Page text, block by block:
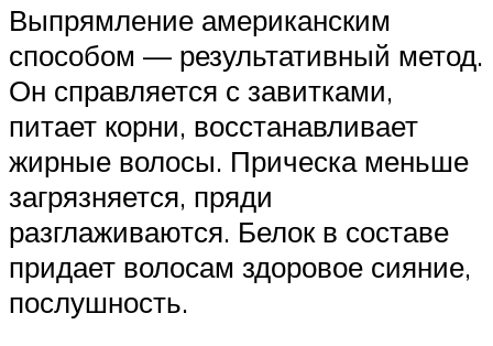
Выпрямление американским
способом — результативный метод.
Он справляется с завитками,
питает корни, восстанавливает
жирные волосы. Прическа меньше
загрязняется, пряди
разглаживаются. Белок в составе
придает волосам здоровое сияние,
послушность.